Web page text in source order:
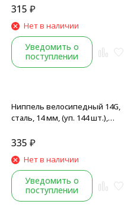
315 ₽
Нет в наличии
Уведомить о
поступлении
Ниппель велосипедный 14G,
сталь, 14 мм, (уп. 144 шт.),
335 ₽
Нет в наличии
Уведомить о
поступлении